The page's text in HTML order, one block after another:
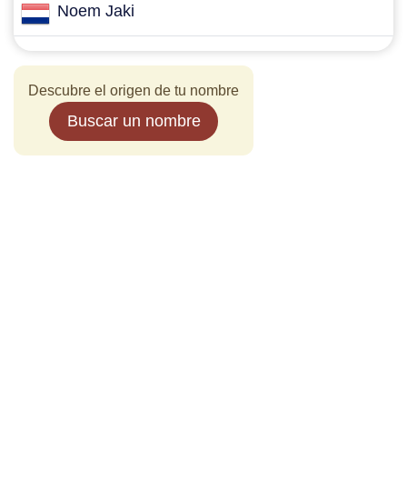
Noem Jaki
Descubre el origen de tu nombre
Buscar un nombre